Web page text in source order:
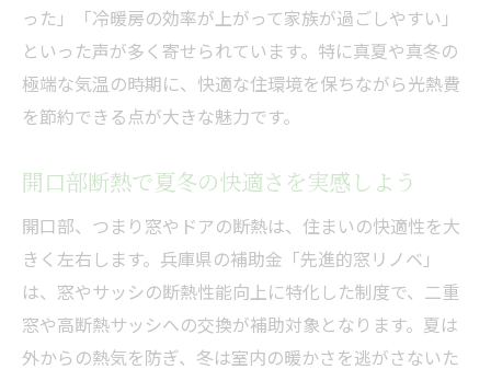
った」「冷暖房の効率が上がって家族が過ごしやすい」
といった声が多く寄せられています。特に真夏や真冬の
極端な気温の時期に、快適な住環境を保ちながら光熱費
を節約できる点が大きな魅力です。
開口部断熱で夏冬の快適さを実感しよう
開口部、つまり窓やドアの断熱は、住まいの快適性を大
きく左右します。兵庫県の補助金「先進的窓リノベ」
は、窓やサッシの断熱性能向上に特化した制度で、二重
窓や高断熱サッシへの交換が補助対象となります。夏は
外からの熱気を防ぎ、冬は室内の暖かさを逃がさないた